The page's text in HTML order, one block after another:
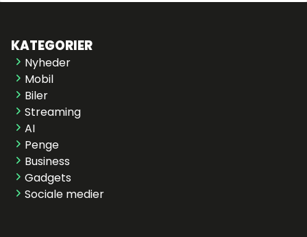
KATEGORIER
Nyheder
Mobil
Biler
Streaming
AI
Penge
Business
Gadgets
Sociale medier